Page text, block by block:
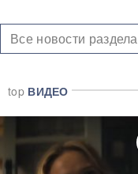
Все новости раздела
top ВИДЕО